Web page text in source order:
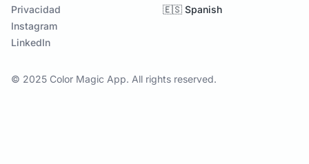
Privacidad
Instagram
LinkedIn
🇪🇸 Spanish
© 2025 Color Magic App. All rights reserved.